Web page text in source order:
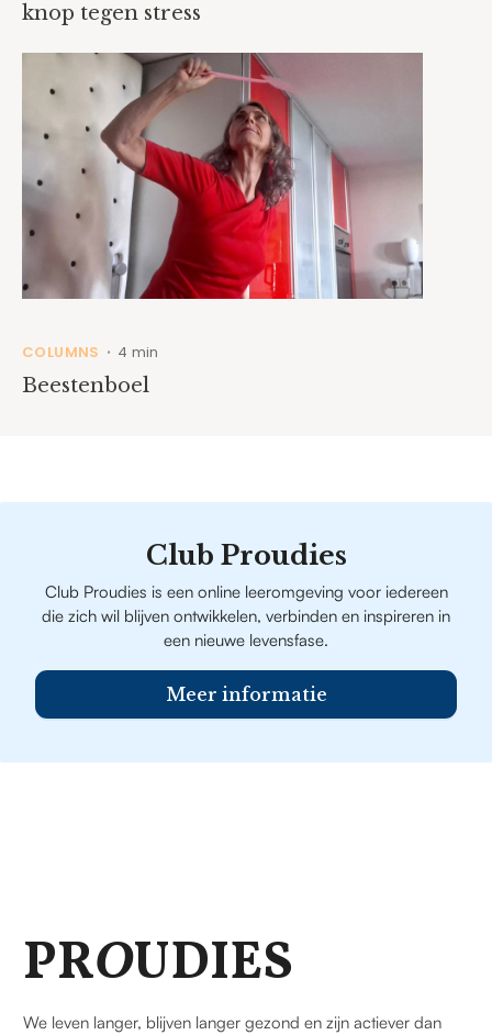
knop tegen stress
COLUMNS • 4 min
Beestenboel
Club Proudies
Club Proudies is een online leeromgeving voor iedereen
die zich wil blijven ontwikkelen, verbinden en inspireren in
een nieuwe levensfase.
Meer informatie
PROUDIES
We leven langer, blijven langer gezond en zijn actiever dan